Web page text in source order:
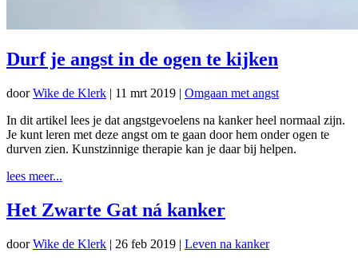
Durf je angst in de ogen te kijken
doorWike de Klerk | 11 mrt 2019 | Omgaan met angst
In dit artikel lees je dat angstgevoelens na kanker heel normaal zijn.
Je kunt leren met deze angst om te gaan door hem onder ogen te
durven zien. Kunstzinnige therapie kan je daar bij helpen.
lees meer...
Het Zwarte Gat ná kanker
doorWike de Klerk | 26 feb 2019 | Leven na kanker